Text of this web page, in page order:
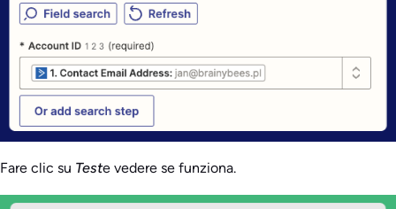
Fare clic su Teste vedere se funziona.